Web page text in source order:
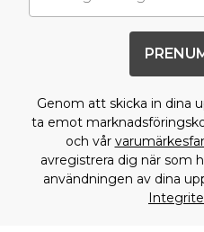
Genom att skicka in dina
ta emot
och vår
avregistrera dig när som
användningen av dina